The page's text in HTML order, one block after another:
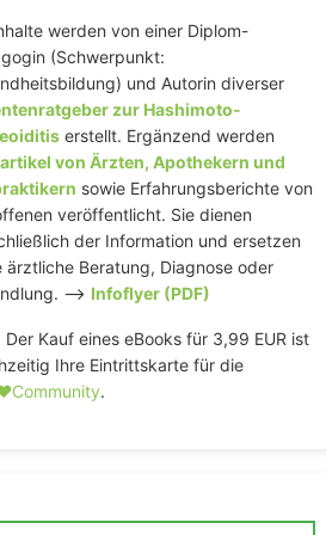
werden von einer Diplom-
(Schwerpunkt:
und Autorin diverser
zur Hashimoto-
erstellt. Ergänzend werden
von Ärzten, Apothekern und
sowie Erfahrungsberichte von
veröffentlicht. Sie dienen
der Information und ersetzen
ärztliche Beratung, Diagnose oder
–> Infoflyer (PDF)
Der Kauf eines eBooks für 3,99 EUR ist
Ihre Eintrittskarte für die
.